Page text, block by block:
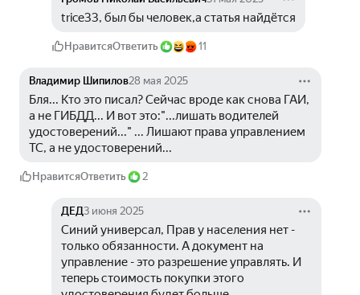
trice33, был бы человек,а статья найдётся
НравитсяОтветить 11
Владимир Шипилов28 мая 2025
Бля... Кто это писал? Сейчас вроде как снова ГАИ,
а не ГИБДД... И вот это:"...лишать водителей
удостоверений..." ... Лишают права управлением
ТС, а не удостоверений...
НравитсяОтветить 2
ДЕД3 июня 2025
Синий универсал, Прав у населения нет -
только обязанности. А документ на
управление - это разрешение управлять. И
теперь стоимость покупки этого